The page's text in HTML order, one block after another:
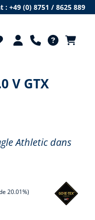
: +49 (0) 8751 / 8625 889
V GTX
Athletic dans
20.01%)